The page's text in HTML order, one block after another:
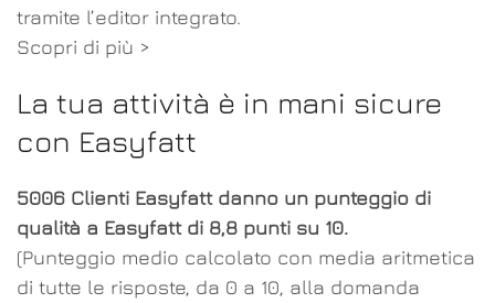
tramite l’editor integrato.
Scopri di più >
La tua attività è in mani sicure
con Easyfatt
5006 Clienti Easyfatt danno un punteggio di
qualità a Easyfatt di 8,8 punti su 10.
(Punteggio medio calcolato con media aritmetica
di tutte le risposte, da 0 a 10, alla domanda